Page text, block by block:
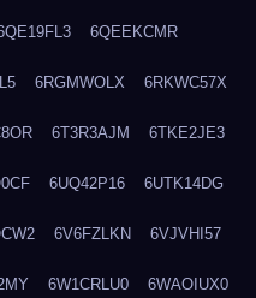
6QEEKCMR
6RGMWOLX 6RKWC57X
6T3R3AJM 6TKE2JE3
6UQ42P16 6UTK14DG
6V6FZLKN 6VJVHI57
6W1CRLU0 6WAOIUX0